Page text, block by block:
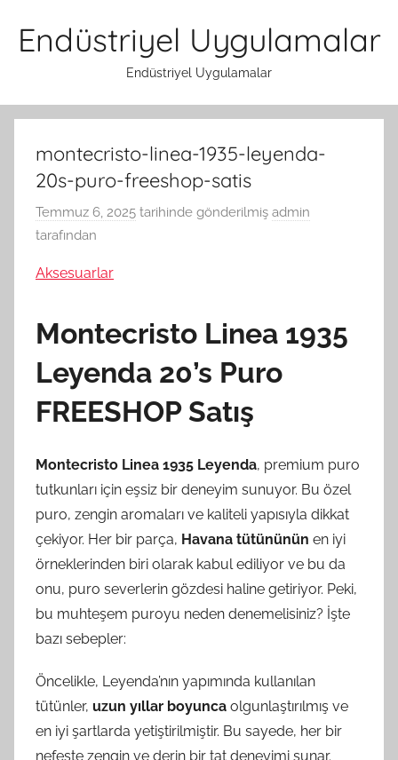
atlaEndüstriyel Uygulamalar
Endüstriyel Uygulamalar
montecristo-linea-1935-leyenda-
20s-puro-freeshop-satis
Temmuz 6, 2025 tarihinde gönderilmiş admin
tarafından
Aksesuarlar
Montecristo Linea 1935
Leyenda 20’s Puro
FREESHOP Satış
Montecristo Linea 1935 Leyenda, premium puro
tutkunları için eşsiz bir deneyim sunuyor. Bu özel
puro, zengin aromaları ve kaliteli yapısıyla dikkat
çekiyor. Her bir parça, Havana tütününün en iyi
örneklerinden biri olarak kabul ediliyor ve bu da
onu, puro severlerin gözdesi haline getiriyor. Peki,
bu muhteşem puroyu neden denemelisiniz? İşte
bazı sebepler:
Öncelikle, Leyenda’nın yapımında kullanılan
tütünler, uzun yıllar boyunca olgunlaştırılmış ve
en iyi şartlarda yetiştirilmiştir. Bu sayede, her bir
nefeste zengin ve derin bir tat deneyimi sunar.